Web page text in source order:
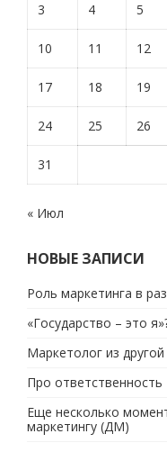
3 4 5
10 11 12
17 18 19
24 25 26
31
« Июл
НОВЫЕ ЗАПИСИ
Роль маркетинга в
«Государство – это
Маркетолог из
Про ответственность
Еще несколько
маркетингу (ДМ)